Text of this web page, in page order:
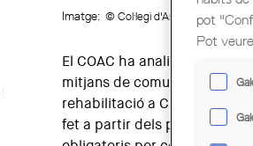
Imatge: © Col·legi d'Arquitectes de
El COAC ha analitzat, en
mitjans de comunicació, el
rehabilitació a Catalunya de
fet a partir dels projectes
pot
Pot